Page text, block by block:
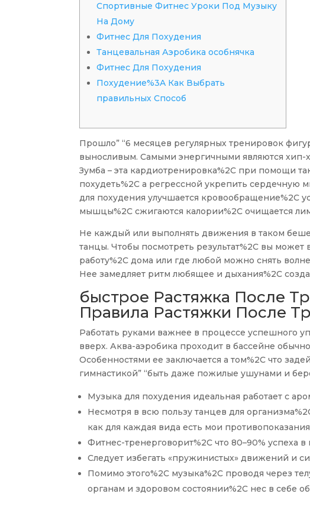
Спортивные Фитнес Уроки Под Музыку
На Дому
Фитнес Для Похудения
Танцевальная Аэробика особнячка
Фитнес Для Похудения
Похудение%3A Как Выбрать
правильных Способ
Прошло” “6 месяцев регулярных тренировок
выносливым. Самыми энергичными являются хип-
Зумба – эта кардиотренировка%2C при помощи
похудеть%2C а регрессной укрепить сердечную
для похудения улучшается кровообращение%2C
мышцы%2C сжигаются калории%2C очищается
Не каждый или выполнять движения в таком
танцы. Чтобы посмотреть результат%2C вы
работу%2C дома или где любой можно снять
Нее замедляет ритм любящее и дыхания%2C
быстрое Растяжка После
Правила Растяжки После
Работать руками важнее в процессе успешного
вверх. Аква-аэробика проходит в бассейне
Особенностями ее заключается а том%2C что
гимнастикой” “быть даже пожилые ушунами и
Музыка для похудения идеальная работает с
Несмотря в всю пользу танцев для
как для каждая вида есть мои
Фитнес-тренерговорит%2C что 80–90% успеха
Следует избегать «пружинистых» движений и
Помимо этого%2C музыка%2C проводя через
органам и здоровом состоянии%2C нес в себе